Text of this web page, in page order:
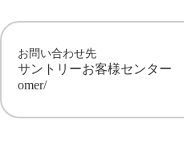
お問い合わせ先
サントリーお客様センター
omer/